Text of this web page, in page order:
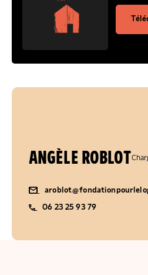
ANGÈLE ROBLOT
06 23 25 93 79